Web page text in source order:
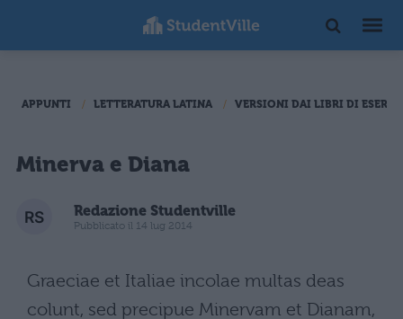
APPUNTI LETTERATURA LATINA VERSIONI DAI LIBRI DI
Minerva e Diana
Redazione Studentville
Pubblicato il 14 lug 2014
Graeciae et Italiae incolae multas deas
colunt, sed precipue Minervam et Dianam,